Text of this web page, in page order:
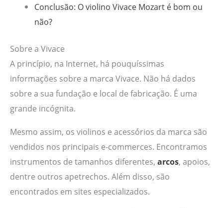
Conclusão: O violino Vivace Mozart é bom ou
não?
Sobre a Vivace
A princípio, na Internet, há pouquíssimas
informações sobre a marca Vivace. Não há dados
sobre a sua fundação e local de fabricação. É uma
grande incógnita.
Mesmo assim, os violinos e acessórios da marca são
vendidos nos principais e-commerces. Encontramos
instrumentos de tamanhos diferentes, arcos, apoios,
dentre outros apetrechos. Além disso, são
encontrados em sites especializados.